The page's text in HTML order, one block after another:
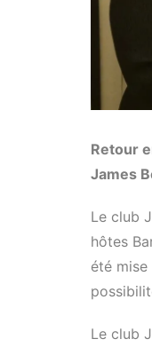
Retour
James
Le club
hôtes
été
Le club